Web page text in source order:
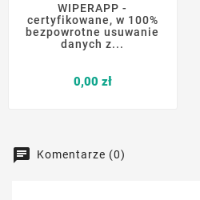
WIPERAPP -
certyfikowane, w 100%
bezpowrotne usuwanie
danych z...
0,00 złCena
Komentarze (0)